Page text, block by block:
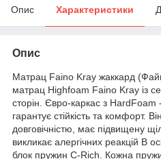
Опис Характеристики
Опис
Матрац Faino Kray жаккард
матрац Highfoam Faino Kray із
сторін. Євро-каркас з HardFoam
гарантує стійкість та комфорт.
довговічністю, має підвищену
викликає алергічних реакцій В
блок пружин C-Rich. Кожна